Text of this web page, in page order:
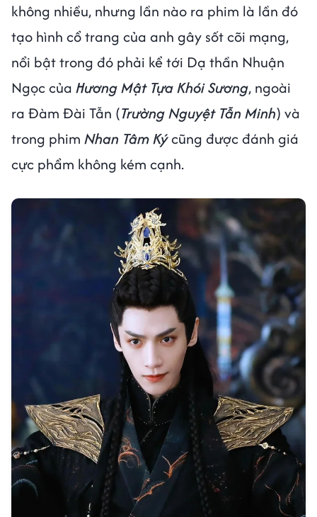
không nhiều, nhưng lần nào ra phim là lần đó
tạo hình cổ trang của anh gây sốt cõi mạng,
nổi bật trong đó phải kể tới Dạ thần Nhuận
Ngọc của Hương Mật Tựa Khói Sương, ngoài
ra Đàm Đài Tẫn (Trường Nguyệt Tẫn Minh) và
trong phim Nhan Tâm Kýcũng được đánh giá
cực phẩm không kém cạnh.